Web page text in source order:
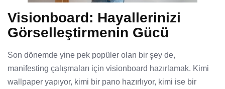
Visionboard: Hayallerinizi
Görselleştirmenin Gücü
Son dönemde yine pek popüler olan bir şey de,
manifesting çalışmaları için visionboard hazırlamak. Kimi
wallpaper yapıyor, kimi bir pano hazırlıyor, kimi ise bir